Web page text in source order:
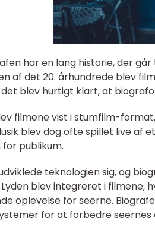
har en lang historie, der
af det 20. århundrede blev
det blev hurtigt klart, at
filmene vist i stumfilm-
blev dog ofte spillet live
publikum.
teknologien sig, og
blev integreret i filmene,
oplevelse for seerne.
for at forbedre seernes